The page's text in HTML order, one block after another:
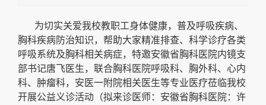
为切实关爱我校教职工身体健康，普及呼吸疾病、
胸科疾病防治知识，帮助大家精准排查、科学诊疗各类
呼吸系统及胸科相关病症，特邀安徽省胸科医院内镜支
部书记唐飞医生，联合胸科医院呼吸科、胸外科、心内
科、肿瘤科，安医一附院相关医生等专业医疗莅临我校
开展公益义诊活动（拟来诊医师：安徽省胸科医院：许